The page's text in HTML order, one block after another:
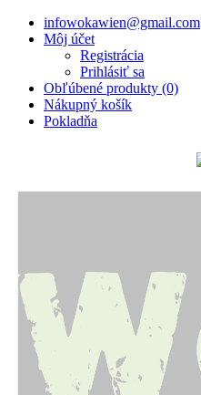
infowokawien@gmail.com
Môj účet
Registrácia
Prihlásiť sa
Obľúbené produkty (0)
Nákupný košík
Pokladňa